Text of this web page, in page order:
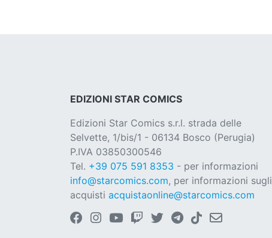
EDIZIONI STAR COMICS
Edizioni Star Comics s.r.l. strada delle
Selvette, 1/bis/1 - 06134 Bosco (Perugia)
P.IVA 03850300546
Tel. +39 075 591 8353 - per informazioni
info@starcomics.com, per informazioni sugli
acquisti acquistaonline@starcomics.com